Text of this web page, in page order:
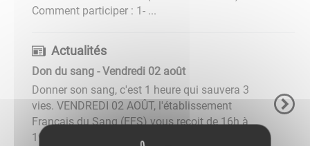
Comment participer : 1- ...
Actualités
Don du sang - Vendredi 02 août
Donner son sang, c'est 1 heure qui sauvera 3
vies. VENDREDI 02 AOÛT, l'établissement
Français du Sang (EFS) vous reçoit de 16h à
19h à la salle des fêtes (29 rue des Écoles).